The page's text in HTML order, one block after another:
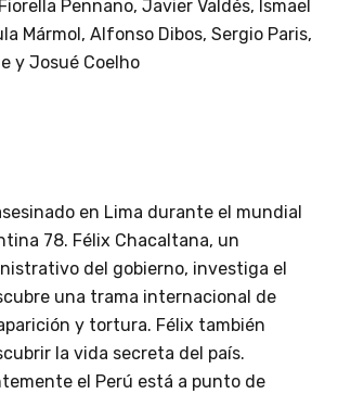
Pennano, Javier Valdés, Ismael
Mármol, Alfonso Dibos, Sergio Paris,
y Josué Coelho
en Lima durante el mundial
78. Félix Chacaltana, un
del gobierno, investiga el
una trama internacional de
y tortura. Félix también
la vida secreta del país.
el Perú está a punto de